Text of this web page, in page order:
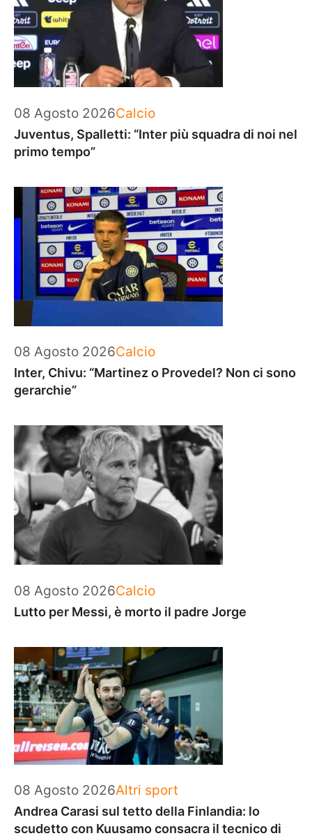
08 Agosto 2026Categorie
Calcio
Juventus, Spalletti: “Inter più squadra di noi nel
primo tempo”
08 Agosto 2026Categorie
Calcio
Inter, Chivu: “Martinez o Provedel? Non ci sono
gerarchie”
08 Agosto 2026Categorie
Calcio
Lutto per Messi, è morto il padre Jorge
08 Agosto 2026Categorie
Altri sport
Andrea Carasi sul tetto della Finlandia: lo
scudetto con Kuusamo consacra il tecnico di